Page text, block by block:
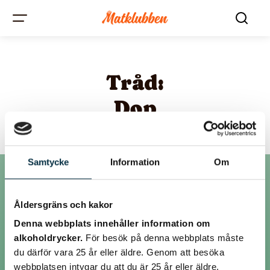
Samtycke Information Om
Åldersgräns och kakor
Denna webbplats innehåller information om
alkoholdrycker. För besök på denna webbplats måste
du därför vara 25 år eller äldre. Genom att besöka
webbplatsen intygar du att du är 25 år eller äldre.
Tråd:
Dop
Inlägg
@mattjejen